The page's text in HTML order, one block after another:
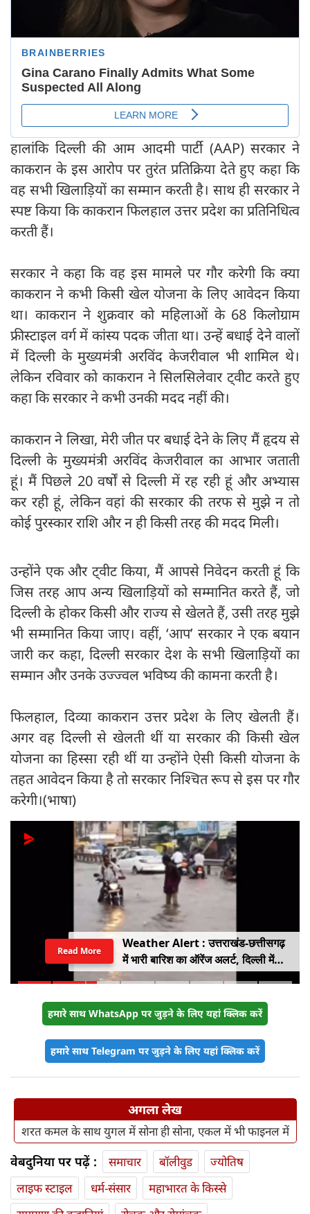
हालांकि दिल्ली की आम आदमी पार्टी (AAP) सरकार ने
काकरान के इस आरोप पर तुरंत प्रतिक्रिया देते हुए कहा कि
वह सभी खिलाड़ियों का सम्मान करती है। साथ ही सरकार ने
स्पष्ट किया कि काकरान फिलहाल उत्तर प्रदेश का प्रतिनिधित्व
करती हैं।
सरकार ने कहा कि वह इस मामले पर गौर करेगी कि क्या
काकरान ने कभी किसी खेल योजना के लिए आवेदन किया
था। काकरान ने शुक्रवार को महिलाओं के 68 किलोग्राम
फ्रीस्टाइल वर्ग में कांस्य पदक जीता था। उन्हें बधाई देने वालों
में दिल्ली के मुख्यमंत्री अरविंद केजरीवाल भी शामिल थे।
लेकिन रविवार को काकरान ने सिलसिलेवार ट्वीट करते हुए
कहा कि सरकार ने कभी उनकी मदद नहीं की।
काकरान ने लिखा, मेरी जीत पर बधाई देने के लिए मैं हृदय से
दिल्ली के मुख्यमंत्री अरविंद केजरीवाल का आभार जताती
हूं। मैं पिछले 20 वर्षों से दिल्ली में रह रही हूं और अभ्यास
कर रही हूं, लेकिन वहां की सरकार की तरफ से मुझे न तो
कोई पुरस्कार राशि और न ही किसी तरह की मदद मिली।
उन्होंने एक और ट्वीट किया, मैं आपसे निवेदन करती हूं कि
जिस तरह आप अन्य खिलाड़ियों को सम्मानित करते हैं, जो
दिल्ली के होकर किसी और राज्य से खेलते हैं, उसी तरह मुझे
भी सम्मानित किया जाए। वहीं, ‘आप’ सरकार ने एक बयान
जारी कर कहा, दिल्ली सरकार देश के सभी खिलाड़ियों का
सम्मान और उनके उज्ज्वल भविष्य की कामना करती है।
फिलहाल, दिव्या काकरान उत्तर प्रदेश के लिए खेलती हैं।
अगर वह दिल्ली से खेलती थीं या सरकार की किसी खेल
योजना का हिस्सा रही थीं या उन्होंने ऐसी किसी योजना के
तहत आवेदन किया है तो सरकार निश्चित रूप से इस पर गौर
करेगी।(भाषा)
Weather Alert : उत्तराखंड-छत्तीसगढ़
में भारी बारिश का ऑरेंज अलर्ट, दिल्ली में
हल्की बारिश, जानें IMD का ताजा अपडेट
Read More
हमारे साथ WhatsApp पर जुड़ने के लिए यहां क्लिक करें
हमारे साथ Telegram पर जुड़ने के लिए यहां क्लिक करें
अगला लेख
शरत कमल के साथ युगल में सोना ही सोना, एकल में भी फाइनल में
वेबदुनिया पर पढ़ें : समाचार बॉलीवुड
ज्योतिष
लाइफ स्‍टाइल
धर्म-संसार
महाभारत के किस्से